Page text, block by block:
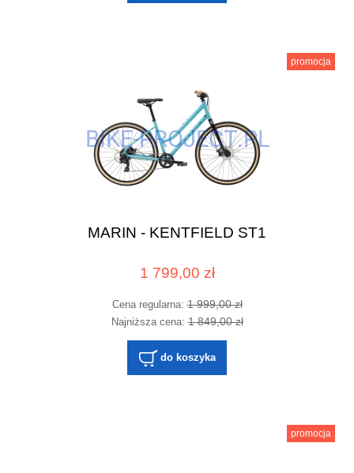
MARIN - KENTFIELD ST1
1 799,00 zł
Cena regularna:1 999,00 zł
Najniższa cena:1 849,00 zł
do koszyka
promocja
promocja